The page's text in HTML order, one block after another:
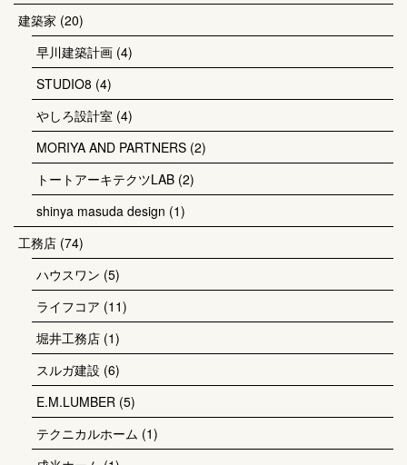
建築家 (20)
早川建築計画 (4)
STUDIO8 (4)
やしろ設計室 (4)
MORIYA AND PARTNERS (2)
トートアーキテクツLAB (2)
shinya masuda design (1)
工務店 (74)
ハウスワン (5)
ライフコア (11)
堀井工務店 (1)
スルガ建設 (6)
E.M.LUMBER (5)
テクニカルホーム (1)